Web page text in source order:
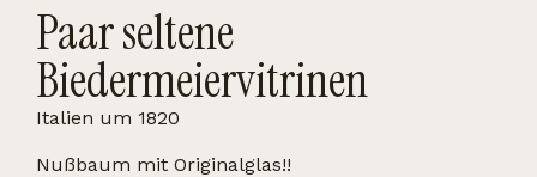
Paar seltene
Biedermeiervitrinen
Italien um 1820
Nußbaum mit Originalglas!!